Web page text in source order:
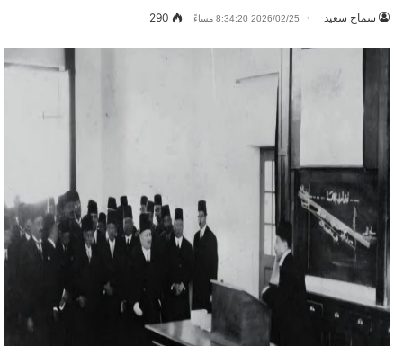
سماح سعيد 2026/02/25 8:34:20 مساءً 290